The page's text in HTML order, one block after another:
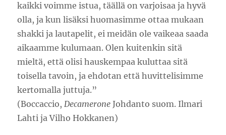
kaikki voimme istua, täällä on varjoisaa ja hyvä
olla, ja kun lisäksi huomasimme ottaa mukaan
shakki ja lautapelit, ei meidän ole vaikeaa saada
aikaamme kulumaan. Olen kuitenkin sitä
mieltä, että olisi hauskempaa kuluttaa sitä
toisella tavoin, ja ehdotan että huvittelisimme
kertomalla juttuja.”
(Boccaccio,Decamerone Johdanto suom. Ilmari
Lahti ja Vilho Hokkanen)